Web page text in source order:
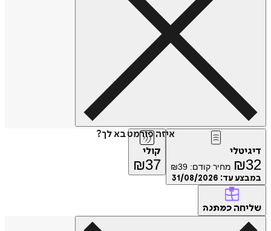
איזה פורמט בא לך?
דיגיטלי
₪32 מחיר קודם: ₪39
במבצע עד: 31/08/2026
קולי
₪37
שליחה כמתנה